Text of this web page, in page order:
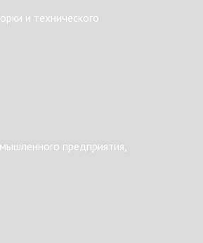
и технического
предприятия,